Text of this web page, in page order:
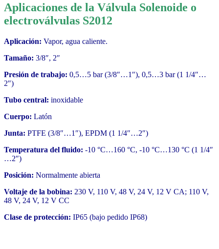
Aplicaciones de la Válvula Solenoide o
electroválvulas S2012
Aplicación: Vapor, agua caliente.
Tamaño: 3/8″, 2″
Presión de trabajo: 0,5…5 bar (3/8″…1″), 0,5…3 bar (1 1/4″…
2″)
Tubo central: inoxidable
Cuerpo: Latón
Junta: PTFE (3/8″…1″), EPDM (1 1/4″…2″)
Temperatura del fluido: -10 °C…160 °C, -10 °C…130 °C (1 1/4″
…2″)
Posición: Normalmente abierta
Voltaje de la bobina: 230 V, 110 V, 48 V, 24 V, 12 V CA; 110 V,
48 V, 24 V, 12 V CC
Clase de protección: IP65 (bajo pedido IP68)